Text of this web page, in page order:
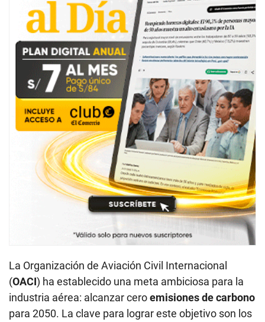
La Organización de Aviación Civil Internacional
(OACI) ha establecido una meta ambiciosa para la
industria aérea: alcanzar ceroemisiones de carbono
para 2050. La clave para lograr este objetivo son los